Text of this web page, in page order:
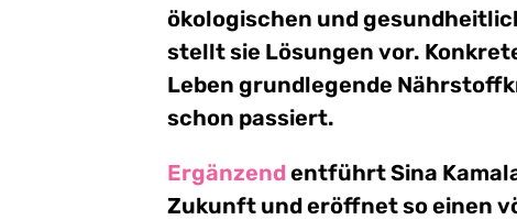
ökologischen und
stellt sie Lösungen vor.
Leben grundlegende
schon passiert.
Ergänzendentführt Sina
Zukunft und eröffnet so einen